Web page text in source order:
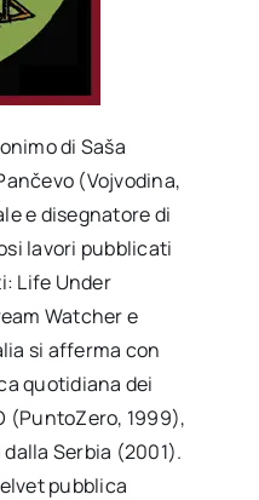
di Saša
(Vojvodina,
e disegnatore di
lavori pubblicati
Life Under
Watcher e
si afferma con
quotidiana dei
(PuntoZero, 1999),
Serbia (2001).
pubblica